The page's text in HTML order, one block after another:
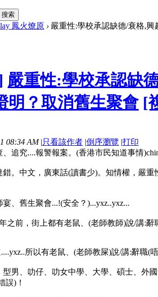
搜索
鳳火燎原 › 嚴重性:學校承認缺德/衰格,興
嚴重性:學校承認缺
明？取消舊生聚會 [
08:34 AM |只看該作者 |倒序瀏覽 |打印
追究....報警報案。(香港市民知道事情
。中文，廣東話(讀書少)。知情權，嚴重
、舊生聚會...!(安全？)...yxz..yxz...
之前，街上都有老鼠、(老師教師)說/講:辭
所以有老鼠、(老師教屎)說/講:辭職(
男、叻仔、叻女中學、大學、碩士、外
誤)！